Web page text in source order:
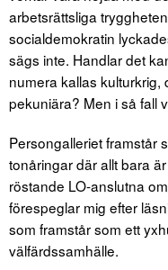
arbetsrättsliga
socialdemokratin
sägs inte. Handlar det
numera kallas
pekuniära? Men i så fall
Persongalleriet framstår
tonåringar där allt bara
röstande LO-anslutna
förespeglar mig efter
som framstår som ett
välfärdssamhälle.